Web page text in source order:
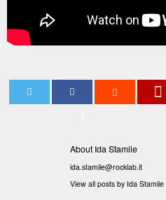
About Ida Stamile
ida.stamile@rocklab.it
View all posts by Ida Stamile